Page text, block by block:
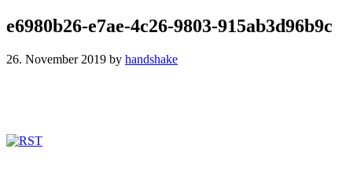
e6980b26-e7ae-4c26-9803-915ab3d96b9c
26. November 2019 by handshake